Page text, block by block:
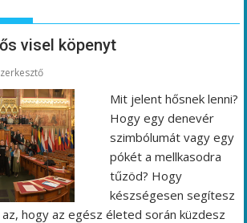
visel köpenyt
Mit jelent hősnek lenni?
Hogy egy denevér
szimbólumát vagy egy
pókét a mellkasodra
tűzöd? Hogy
készségesen segítesz
hogy az egész életed során küzdesz